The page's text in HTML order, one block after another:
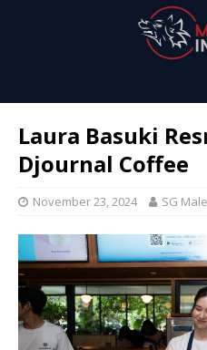
Laura Basuki
Djournal Coffee
November 23, 2024 SG Male